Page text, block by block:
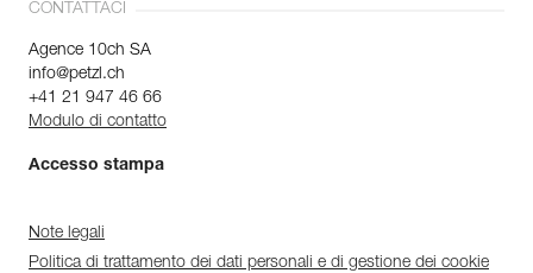
CONTATTACI
Agence 10ch SA
info@petzl.ch
+41 21 947 46 66
Modulo di contatto
Accesso stampa
Note legali
Politica di trattamento dei dati personali e di gestione dei cookie